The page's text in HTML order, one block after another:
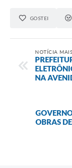
GOSTEI
NOTÍCIA
NA
OBRAS